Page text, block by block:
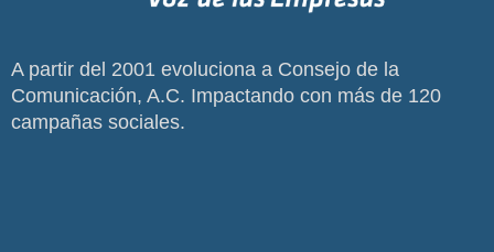
A partir del 2001 evoluciona a Consejo de la
Comunicación, A.C. Impactando con más de 120
campañas sociales.